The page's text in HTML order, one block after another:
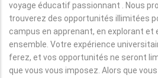
voyage éducatif passionnant . Nous
trouverez des opportunités illimitées
campus en apprenant, en explorant et
ensemble. Votre expérience
ferez, et vos opportunités ne seront
que vous vous imposez. Alors que